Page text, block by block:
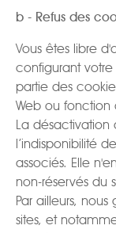
b - Refus des
Vous êtes libre
configurant
partie des
Web ou fonction
La désactivation
l’indisponibilité
associés. Elle
non-réservés du
Par ailleurs,
sites, et